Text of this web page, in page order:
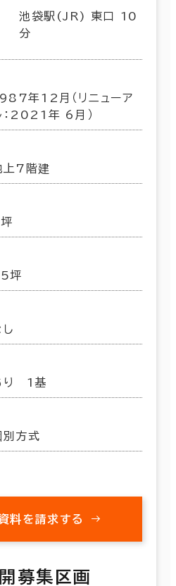
池袋駅(JR) 東口 10
分
年12月（リニューア
：2021年 6月）
上7階建
坪
り 1基
別方式
料を請求する
募集区画